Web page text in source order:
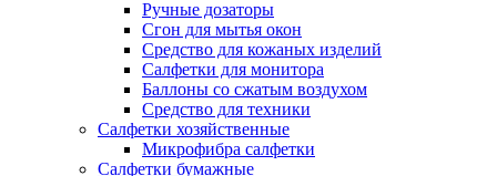
Ручные дозаторы
Сгон для мытья окон
Средство для кожаных изделий
Салфетки для монитора
Баллоны со сжатым воздухом
Средство для техники
Салфетки хозяйственные
Микрофибра салфетки
Салфетки бумажные